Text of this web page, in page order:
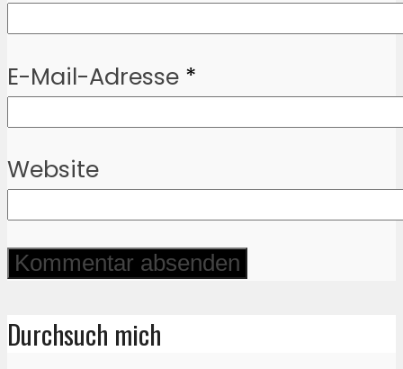
E-Mail-Adresse *
Website
Durchsuch mich